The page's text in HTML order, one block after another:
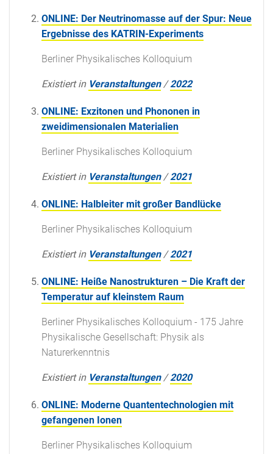
ONLINE: Der Neutrinomasse auf der Spur: Neue
Ergebnisse des KATRIN-Experiments
Berliner Physikalisches Kolloquium
Existiert in Veranstaltungen /2022
ONLINE: Exzitonen und Phononen in
zweidimensionalen Materialien
Berliner Physikalisches Kolloquium
Existiert in Veranstaltungen /2021
ONLINE: Halbleiter mit großer Bandlücke
Berliner Physikalisches Kolloquium
Existiert in Veranstaltungen /2021
ONLINE: Heiße Nanostrukturen – Die Kraft der
Temperatur auf kleinstem Raum
Berliner Physikalisches Kolloquium - 175 Jahre
Physikalische Gesellschaft: Physik als
Naturerkenntnis
Existiert in Veranstaltungen /2020
ONLINE: Moderne Quantentechnologien mit
gefangenen Ionen
Berliner Physikalisches Kolloquium